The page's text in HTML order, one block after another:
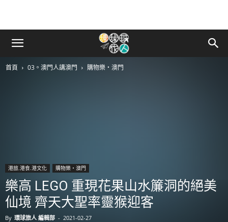
首頁 03。澳門人講澳門 購物樂‧澳門
港旅.港食.港文化 購物樂‧澳門
樂高 LEGO 重現花果山水簾洞的絕美
仙境 齊天大聖率靈猴迎客
By 環球旅人 編輯部 - 2021-02-27